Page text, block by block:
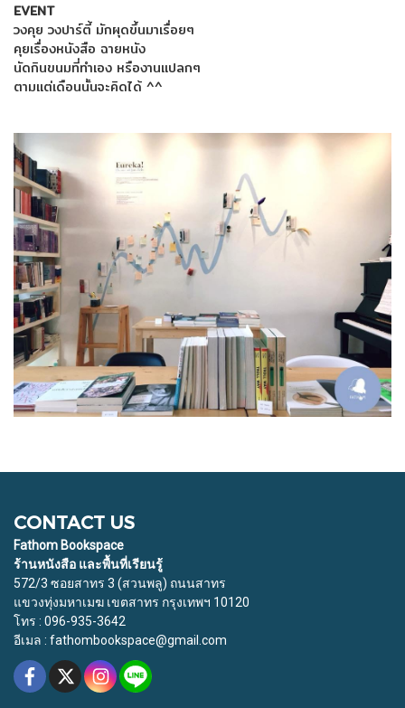
EVENT
วงคุย วงปาร์ตี้ มักผุดขึ้นมาเรื่อยๆ
คุยเรื่องหนังสือ ฉายหนัง
นัดกินขนมที่ทำเอง หรืองานแปลกๆ
ตามแต่เดือนนั้นจะคิดได้ ^^
CONTACT US
Fathom Bookspace
ร้านหนังสือ และพื้นที่เรียนรู้
572/3 ซอยสาทร 3 (สวนพลู) ถนนสาทร
แขวงทุ่งมหาเมฆ เขตสาทร กรุงเทพฯ 10120
โทร : 096-935-3642
อีเมล : fathombookspace@gmail.com